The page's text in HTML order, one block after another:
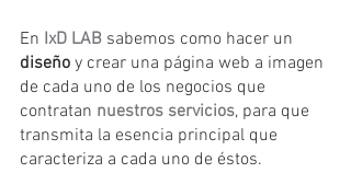
En IxD LAB sabemos como hacer un
diseño y crear una página web a imagen
de cada uno de los negocios que
contratan nuestros servicios, para que
transmita la esencia principal que
caracteriza a cada uno de éstos.